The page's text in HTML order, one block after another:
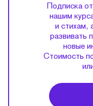
Подписка
нашим
и стихам,
развивать
новые
Стоимость